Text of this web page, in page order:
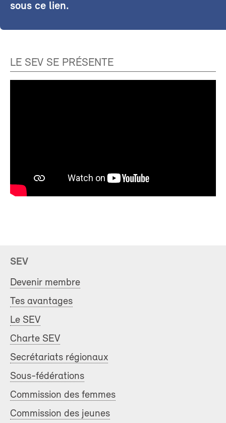
sous ce lien.
LE SEV SE PRÉSENTE
SEV
Devenir membre
Tes avantages
Le SEV
Charte SEV
Secrétariats régionaux
Sous-fédérations
Commission des femmes
Commission des jeunes